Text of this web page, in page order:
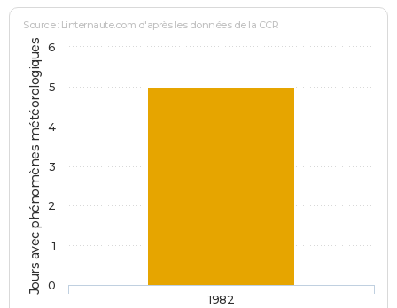
Jours avec phénomènes météorologiques
Source : Linternaute.com d'après les données de la CCR
1982
0
1
2
3
4
5
6